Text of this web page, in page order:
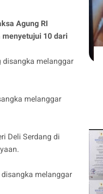
Agung RI
menyetujui 10 dari
disangka melanggar
melanggar
Deli Serdang di
melanggar